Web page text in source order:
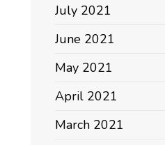
July 2021
June 2021
May 2021
April 2021
March 2021